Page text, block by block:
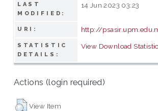
LAST
MODIFIED:
14 Jun 2023 03:23
URI: http://
STATISTIC
DETAILS:
View Download Statistic
Actions (login required)
View Item